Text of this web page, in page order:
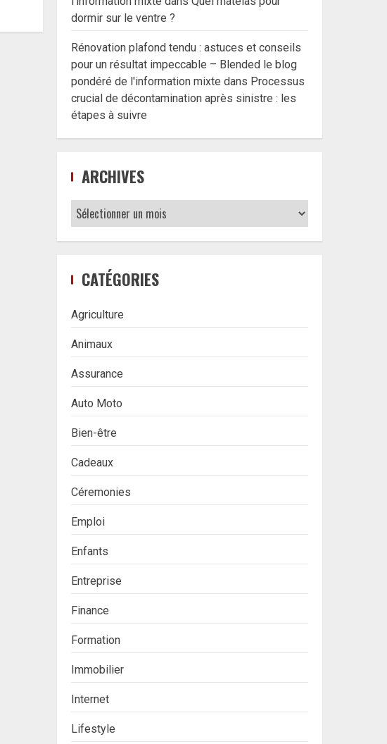
dormir sur le ventre ?
Rénovation plafond tendu : astuces et conseils
pour un résultat impeccable – Blended le blog
pondéré de l'information mixte dans Processus
crucial de décontamination après sinistre : les
étapes à suivre
ARCHIVES
Archives
CATÉGORIES
Agriculture
Animaux
Assurance
Auto Moto
Bien-être
Cadeaux
Céremonies
Emploi
Enfants
Entreprise
Finance
Formation
Immobilier
Internet
Lifestyle